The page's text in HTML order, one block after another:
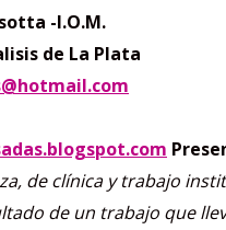
-I.O.M.
de La Plata
de clínica y trabajo
de un trabajo que